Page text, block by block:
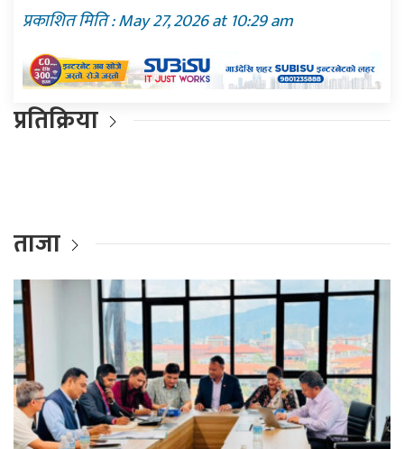
प्रकाशित मिति : May 27, 2026 at 10:29 am
प्रतिक्रिया
ताजा